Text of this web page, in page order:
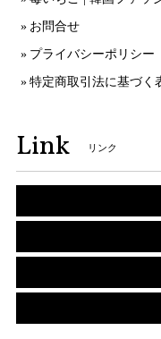
お問合せ
プライバシーポリシー
特定商取引法に基づく
Link リンク